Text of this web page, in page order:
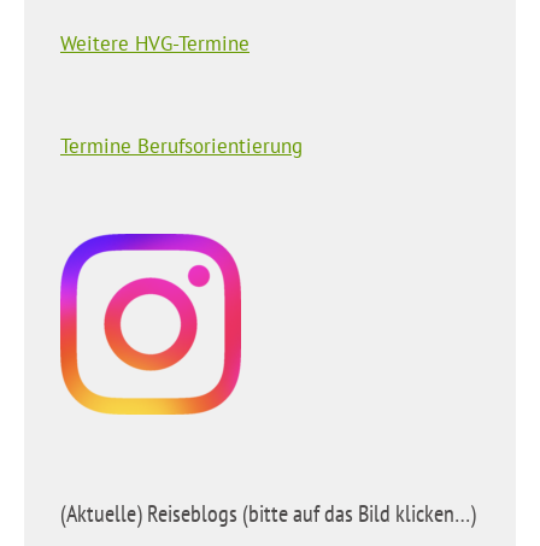
Weitere HVG-Termine
Termine Berufsorientierung
(Aktuelle) Reiseblogs (bitte auf das Bild klicken…)